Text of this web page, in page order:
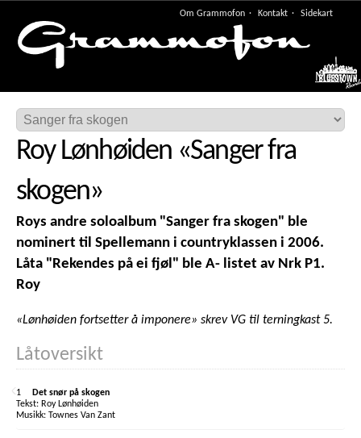
Om Grammofon Kontakt Sidekart
Meny
Roy Lønhøiden «Sanger fra
skogen»
Roys andre soloalbum "Sanger fra skogen" ble
nominert til Spellemann i countryklassen i 2006.
Låta "Rekendes på ei fjøl" ble A- listet av Nrk P1.
Roy
«Lønhøiden fortsetter å imponere» skrev VG til terningkast 5.
Låtoversikt
1
Det snør på skogen
Roy Lønhøiden
Townes Van Zant